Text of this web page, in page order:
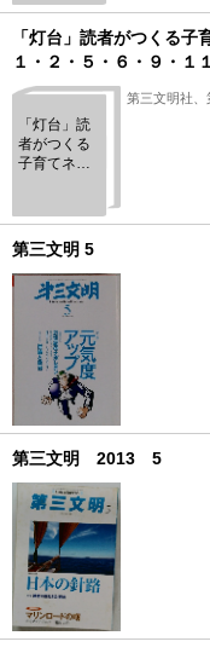
１９９８/５
－１１・１
９９９/１月
号
「灯台」読者がつくる
１・２・５・６・９・１
「灯台」読
者がつくる
子育てネッ
１９９７/
１・２・
５・６・
９・１１・
１２月号
第三文明社、
第三文明 5
第三文明 2013 5